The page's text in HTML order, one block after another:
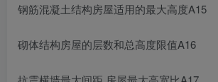
钢筋混凝土结构房屋适用的最大高度A15
砌体结构房屋的层数和总高度限值A16